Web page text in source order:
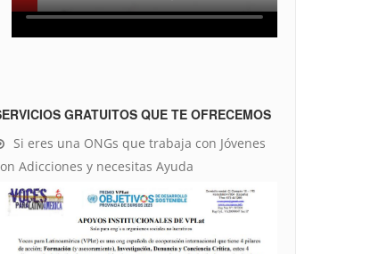
GRATUITOS QUE TE OFRECEMOS
Si eres una ONGs que trabaja con Jóvenes
Adicciones y necesitas Ayuda